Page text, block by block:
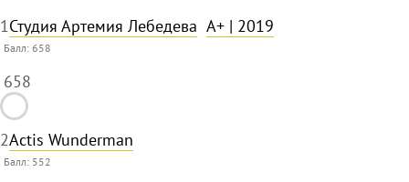
1Студия Артемия Лебедева A+ | 2019
Балл:658
658
2Actis Wunderman
Балл: 552